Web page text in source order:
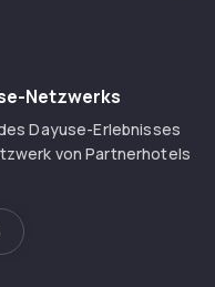
Netzwerks
Dayuse-Erlebnisses
von Partnerhotels